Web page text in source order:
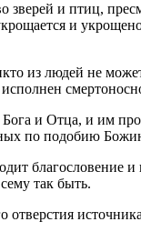
зверей и птиц,
и
из людей не
и Отца, и им
по подобию
благословение и
так быть.
отверстия